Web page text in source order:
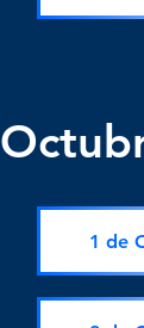
1 de